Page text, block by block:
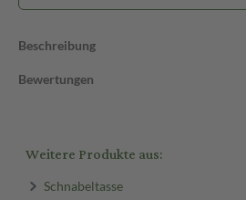
Beschreibung
Bewertungen
Weitere Produkte aus:
Schnabeltasse